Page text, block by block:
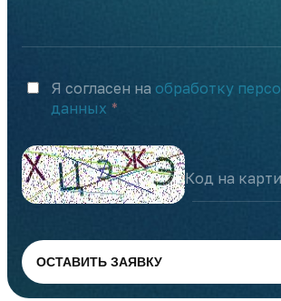
Я согласен на обработку
данных
Код на
ОСТАВИТЬ ЗАЯВКУ